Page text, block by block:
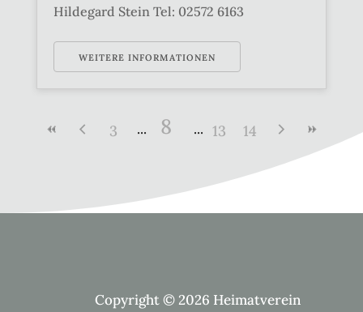
Hildegard Stein Tel: 02572 6163
WEITERE INFORMATIONEN
3 8 13 14
Copyright © 2026 Heimatverein